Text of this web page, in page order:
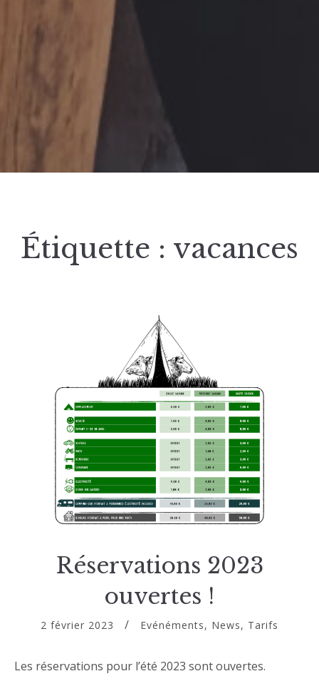
Étiquette : vacances
Réservations 2023
ouvertes !
2 février 2023 Evénéments, News, Tarifs
Les réservations pour l’été 2023 sont ouvertes.